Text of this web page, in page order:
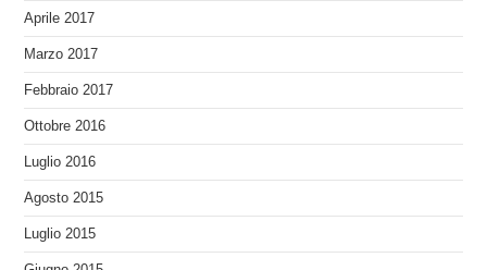
Aprile 2017
Marzo 2017
Febbraio 2017
Ottobre 2016
Luglio 2016
Agosto 2015
Luglio 2015